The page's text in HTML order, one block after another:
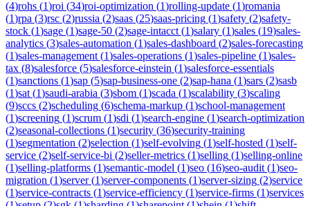
(4)rohs (1)roi (34)roi-optimization (1)rolling-update (1)romania
(1)rpa (3)rsc (2)russia (2)saas (25)saas-pricing (1)safety (2)safety-
stock (1)sage (1)sage-50 (2)sage-intacct (1)salary (1)sales (19)sales-
analytics (3)sales-automation (1)sales-dashboard (2)sales-forecasting
(1)sales-management (1)sales-operations (1)sales-pipeline (1)sales-
tax (8)salesforce (5)salesforce-einstein (1)salesforce-essentials
(1)sanctions (1)sap (5)sap-business-one (2)sap-hana (1)sars (2)sasb
(1)sat (1)saudi-arabia (3)sbom (1)scada (1)scalability (3)scaling
(9)sccs (2)scheduling (6)schema-markup (1)school-management
(1)screening (1)scrum (1)sdi (1)search-engine (1)search-optimization
(2)seasonal-collections (1)security (36)security-training
(1)segmentation (2)selection (1)self-evolving (1)self-hosted (1)self-
service (2)self-service-bi (2)seller-metrics (1)selling (1)selling-online
(1)selling-platforms (1)semantic-model (1)seo (16)seo-audit (1)seo-
migration (1)server(1)server-components (1)server-sizing (2)service
(1)service-contracts (1)service-efficiency (1)service-firms (1)services